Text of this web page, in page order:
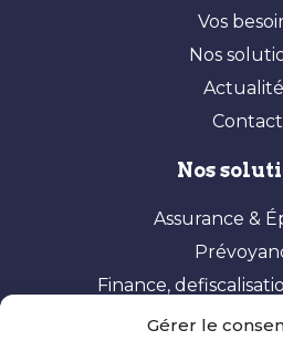
Gérer le
Vos
Nos
Contact
Nos
Assurance &
Finance,
Vos